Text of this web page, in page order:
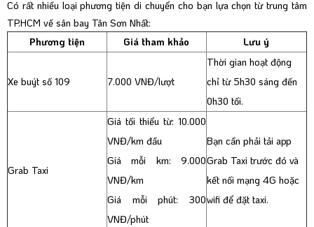
Có rất nhiều loại phương tiện di chuyển cho bạn lựa chọn từ trung tâm
TP.HCM về sân bay Tân Sơn Nhất:
Phương tiện
Giá tham khảo Lưu ý
Xe buýt số 109 7.000 VNĐ/lượt
Thời gian hoạt động
chỉ từ 5h30 sáng đến
0h30 tối.
Grab Taxi
Giá tối thiểu từ: 10.000
VNĐ/km đầu
Giá mỗi km: 9.000
VNĐ/km
Giá mỗi phút: 300
VNĐ/phút
Bạn cần phải tải app
Grab Taxi trước đó và
kết nối mạng 4G hoặc
wifi để đặt taxi.